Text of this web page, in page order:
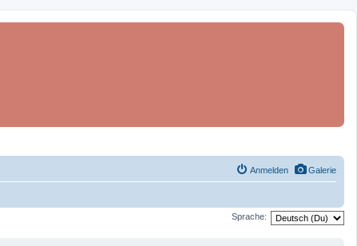
Galerie
Anmelden
Sprache: